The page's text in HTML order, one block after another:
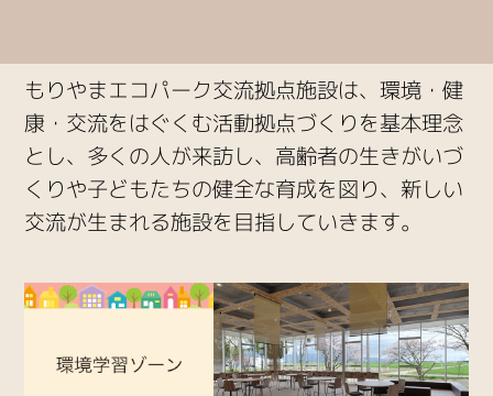
2026-06-02
もりやまエコパーク 夏の水泳体験教室
2026-06-02
天候不良に伴う営業について
【5/23(土)・5/24(日)】駐車場に関するお知らせ
2026-05-14
【バラ園】開花情報
もりやまエコパーク交流拠点施設は、環境・健
康・交流をはぐくむ活動拠点づくりを基本理念
とし、多くの人が来訪し、高齢者の生きがいづ
くりや子どもたちの健全な育成を図り、新しい
交流が生まれる施設を目指していきます。